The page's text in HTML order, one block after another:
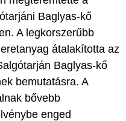
Baglyas-kő
A legkorszerűbb
átalakította az
Baglyas-kő
bemutatásra. A
bővebb
enged